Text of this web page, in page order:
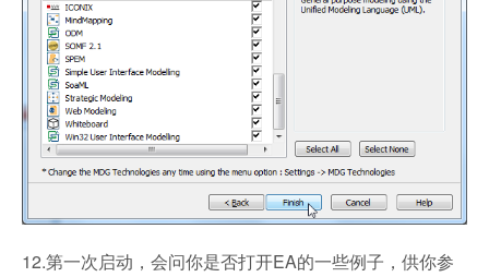
12.第一次启动，会问你是否打开EA的一些例子，供你参